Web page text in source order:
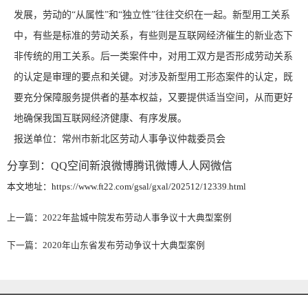
发展，劳动的“从属性”和“独立性”往往交织在一起。新型用工关系
中，有些是标准的劳动关系，有些则是互联网经济催生的新业态下
非传统的用工关系。后一类案件中，对用工双方是否形成劳动关系
的认定是审理的要点和关键。对涉及新型用工形态案件的认定，既
要充分保障服务提供者的基本权益，又要提供适当空间，从而更好
地确保我国互联网经济健康、有序发展。
报送单位：常州市新北区劳动人事争议仲裁委员会
分享到： QQ空间新浪微博腾讯微博人人网微信
本文地址：https://www.ft22.com/gsal/gxal/202512/12339.html
上一篇： 2022年盐城中院发布劳动人事争议十大典型案例
下一篇： 2020年山东省发布劳动争议十大典型案例